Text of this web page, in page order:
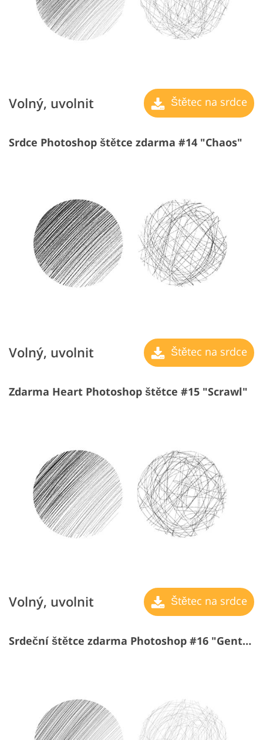
Volný, uvolnit Štětec na srdce
Srdce Photoshop štětce zdarma #14 "Chaos"
Volný, uvolnit Štětec na srdce
Zdarma Heart Photoshop štětce #15 "Scrawl"
Volný, uvolnit Štětec na srdce
Srdeční štětce zdarma Photoshop #16 "Gentle Touches"